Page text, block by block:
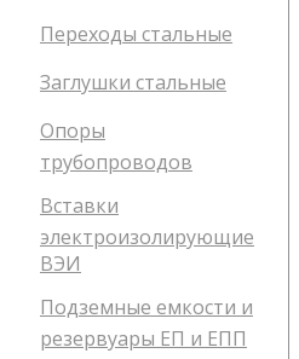
Переходы стальные
Заглушки стальные
Опоры
трубопроводов
Вставки
электроизолирующие
ВЭИ
Подземные емкости и
резервуары ЕП и ЕПП